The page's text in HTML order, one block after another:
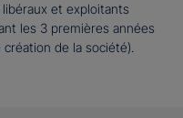
et exploitants
les 3 premières années
création de la société).